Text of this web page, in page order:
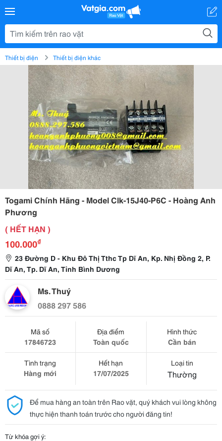
Thiết bị điện Thiết bị điện khác
Togami Chính Hãng - Model Clk-15J40-P6C - Hoàng Anh
Phương
( HẾT HẠN )
100.000₫
23 Đường D - Khu Đô Thị Tthc Tp Dĩ An, Kp. Nhị Đồng 2, P.
Dĩ An, Tp. Dĩ An, Tỉnh Bình Dương
Ms. Thuý
0888 297 586
Mã số
17846723
Địa điểm
Toàn quốc
Hình thức
Cần bán
Tình trạng
Hàng mới
Hết hạn
17/07/2025
Loại tin
Thường
Để mua hàng an toàn trên Rao vặt, quý khách vui lòng không
thực hiện thanh toán trước cho người đăng tin!
Từ khóa gợi ý: